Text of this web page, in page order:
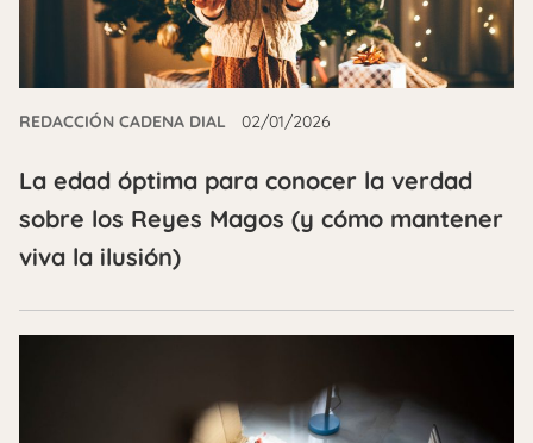
REDACCIÓN CADENA DIAL 02/01/2026
La edad óptima para conocer la verdad
sobre los Reyes Magos (y cómo mantener
viva la ilusión)